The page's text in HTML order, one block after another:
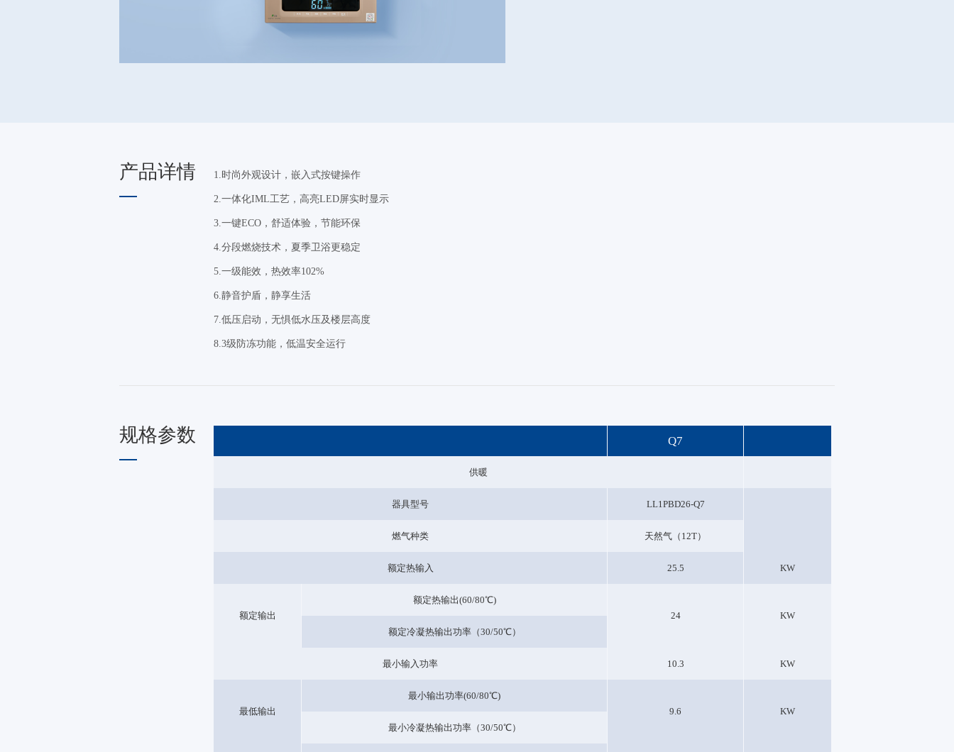
产品详情 1.时尚外观设计，嵌入式按键操作
2.一体化IML工艺，高亮LED屏实时显示
3.一键ECO，舒适体验，节能环保
4.分段燃烧技术，夏季卫浴更稳定
5.一级能效，热效率102%
6.静音护盾，静享生活
7.低压启动，无惧低水压及楼层高度
8.3级防冻功能，低温安全运行
规格参数 Q7
供暖
器具型号 LL1PBD26-Q7
燃气种类 天然气（12T）
额定热输入 25.5 KW
额定输出
额定热输出(60/80℃)
24
KW
额定冷凝热输出功率（30/50℃）
最小输入功率 10.3 KW
最低输出
最小输出功率(60/80℃)
9.6
KW
最小冷凝热输出功率（30/50℃）